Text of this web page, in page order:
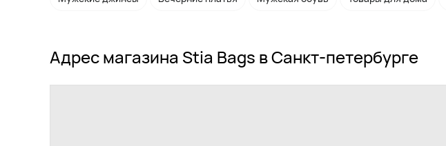
Адрес магазина Stia Bags в Санкт-петербурге